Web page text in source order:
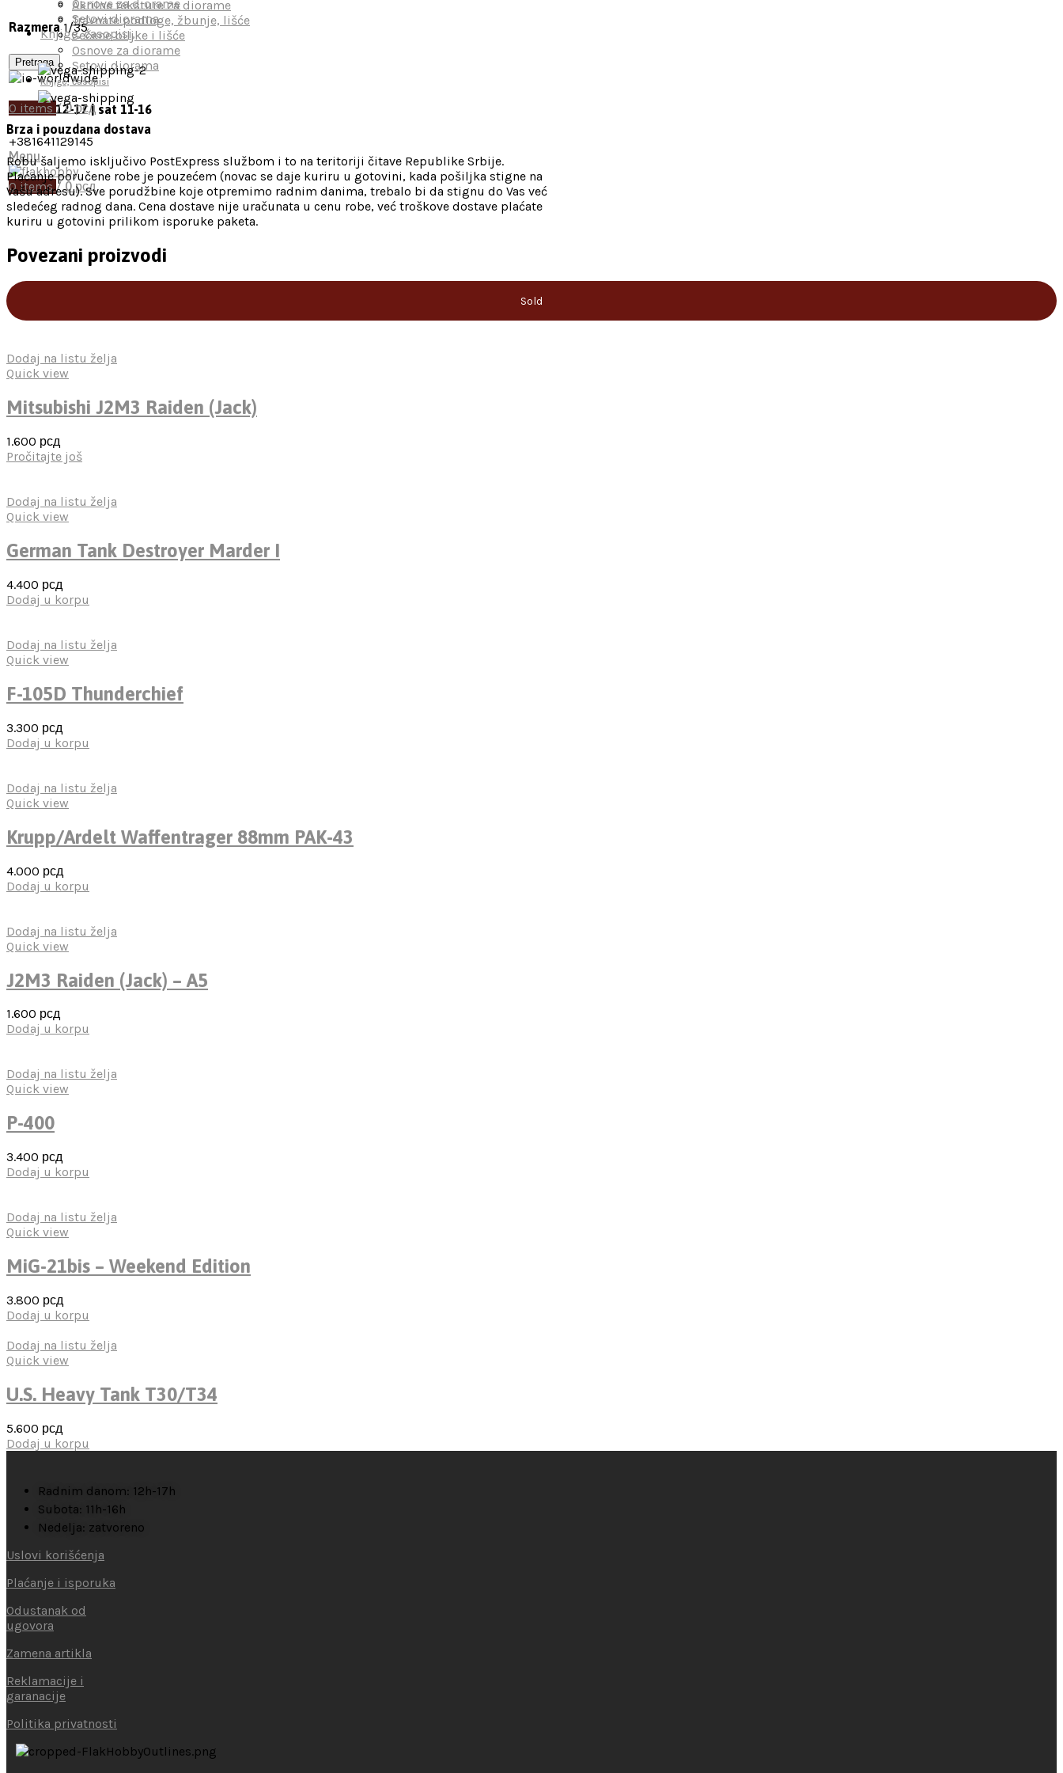
Osnove za diorame
Setovi diorama
Knjige, časopisi,
Pretraga
mon-fri 12-17 | sat 11-16
+381641129145
Menu
0 items/ 0 рсд
Akrilne teksture za diorame
Travnate podloge, žbunje, lišće
Sečene biljke i lišće
Osnove za diorame
Setovi diorama
Knjige, časopisi
0 items / 0рсд
Razmera 1/35
Brza i pouzdana dostava
Robu šaljemo isključivo PostExpress službom i to na teritoriji čitave Republike Srbije.
Plaćanje poručene robe je pouzećem (novac se daje kuriru u gotovini, kada pošiljka stigne na
Vašu adresu). Sve porudžbine koje otpremimo radnim danima, trebalo bi da stignu do Vas već
sledećeg radnog dana. Cena dostave nije uračunata u cenu robe, već troškove dostave plaćate
kuriru u gotovini prilikom isporuke paketa.
Povezani proizvodi
Sold
Dodaj na listu želja
Quick view
Mitsubishi J2M3 Raiden (Jack)
1.600 рсд
Pročitajte još
Dodaj na listu želja
Quick view
German Tank Destroyer Marder I
4.400 рсд
Dodaj u korpu
Dodaj na listu želja
Quick view
F-105D Thunderchief
3.300 рсд
Dodaj u korpu
Dodaj na listu želja
Quick view
Krupp/Ardelt Waffentrager 88mm PAK-43
4.000 рсд
Dodaj u korpu
Dodaj na listu želja
Quick view
J2M3 Raiden (Jack) – A5
1.600 рсд
Dodaj u korpu
Dodaj na listu želja
Quick view
P-400
3.400 рсд
Dodaj u korpu
Dodaj na listu želja
Quick view
MiG-21bis – Weekend Edition
3.800 рсд
Dodaj u korpu
Dodaj na listu želja
Quick view
U.S. Heavy Tank T30/T34
5.600 рсд
Dodaj u korpu
Radnim danom: 12h-17h
Subota: 11h-16h
Nedelja: zatvoreno
Uslovi korišćenja
Plaćanje i isporuka
Odustanak od
ugovora
Zamena artikla
Reklamacije i
garanacije
Politika privatnosti